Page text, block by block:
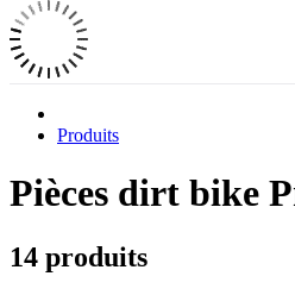
Produits
Pièces dirt bike
14 produits